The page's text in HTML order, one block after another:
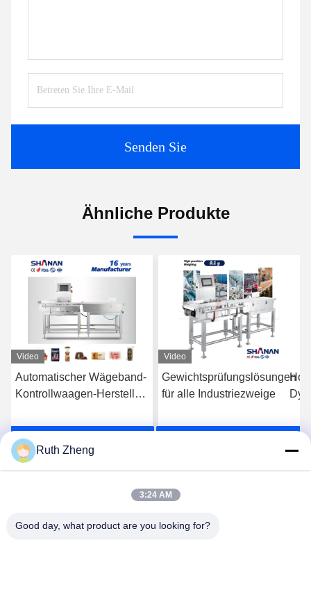
Senden Sie
Ähnliche Produkte
Video
Automatischer Wägeband-
Kontrollwaagen-Hersteller
Lebensmittelverpackungen
Video
Gewichtsprüfungslösungen
für alle Industriezweige
Ruth Zheng
3:24 AM
Good day, what product are you looking for?